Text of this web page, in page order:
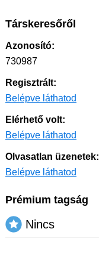
Társkeresőről
Azonosító:
730987
Regisztrált:
Belépve láthatod
Elérhető volt:
Belépve láthatod
Olvasatlan üzenetek:
Belépve láthatod
Prémium tagság
Nincs